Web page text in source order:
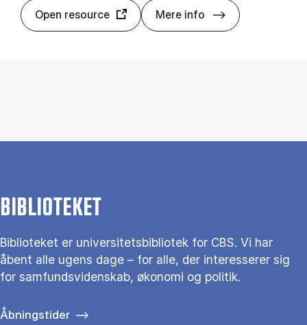
Open resource Mere info Tay­l­or &
BIBLIOTEKET
Biblioteket er universitetsbibliotek for CBS. Vi har
åbent alle ugens dage – for alle, der interesserer sig
for samfundsvidenskab, økonomi og politik.
Åbningstider